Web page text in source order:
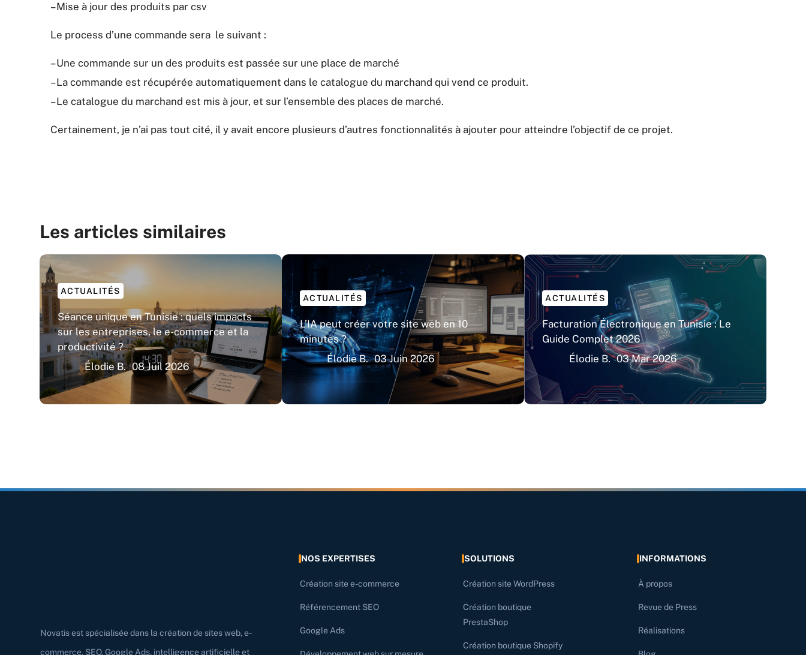
– Mise à jour des produits par csv
Le process d’une commande sera le suivant :
– Une commande sur un des produits est passée sur une place de marché
– La commande est récupérée automatiquement dans le catalogue du marchand qui vend ce produit.
– Le catalogue du marchand est mis à jour, et sur l’ensemble des places de marché.
Certainement, je n’ai pas tout cité, il y avait encore plusieurs d’autres fonctionnalités à ajouter pour atteindre l’objectif de ce projet.
Les articles similaires
ACTUALITÉS
Séance unique en Tunisie : quels impacts
sur les entreprises, le e-commerce et la
productivité ?
Élodie B. 08 Juil 2026
ACTUALITÉS
L’IA peut créer votre site web en 10
minutes ?
Élodie B. 03 Juin 2026
ACTUALITÉS
Facturation Électronique en Tunisie : Le
Guide Complet 2026
Élodie B. 03 Mar 2026
Novatis est spécialisée dans la création de sites web, e-
commerce, SEO, Google Ads, intelligence artificielle et
NOS EXPERTISES
Création site e-commerce
Référencement SEO
Google Ads
SOLUTIONS
Création site WordPress
Création boutique
PrestaShop
Création boutique Shopify
INFORMATIONS
À propos
Revue de Press
Réalisations